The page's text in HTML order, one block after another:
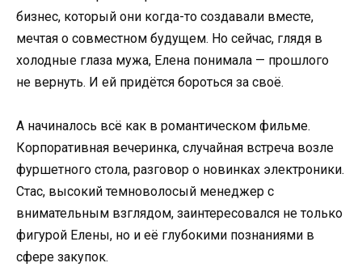
бизнес, который они когда-то создавали вместе,
мечтая о совместном будущем. Но сейчас, глядя в
холодные глаза мужа, Елена понимала — прошлого
не вернуть. И ей придётся бороться за своё.
А начиналось всё как в романтическом фильме.
Корпоративная вечеринка, случайная встреча возле
фуршетного стола, разговор о новинках электроники.
Стас, высокий темноволосый менеджер с
внимательным взглядом, заинтересовался не только
фигурой Елены, но и её глубокими познаниями в
сфере закупок.